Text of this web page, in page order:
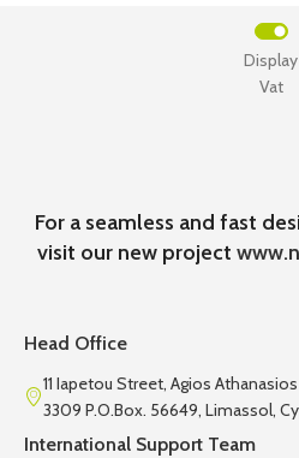
Vat
Display
For a seamless and fast
visit our new project
Head Office
11 Iapetou Street, Agios Athanasios
3309 P.O.Box. 56649, Limassol,
International Support Team